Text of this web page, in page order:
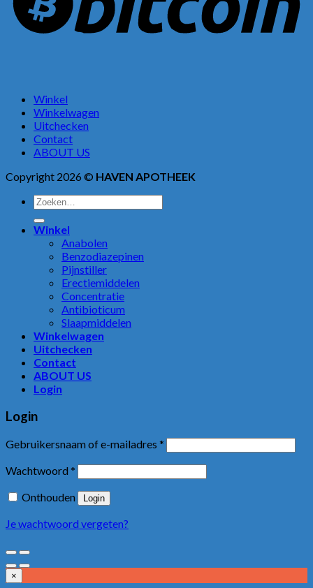
Winkel
Winkelwagen
Uitchecken
Contact
ABOUT US
Copyright 2026 © HAVEN APOTHEEK
Zoeken
naar:
Winkel
Anabolen
Benzodiazepinen
Pijnstiller
Erectiemiddelen
Concentratie
Antibioticum
Slaapmiddelen
Winkelwagen
Uitchecken
Contact
ABOUT US
Login
Login
Gebruikersnaam of e-mailadres *
Wachtwoord*
Onthouden
Login
Je wachtwoord vergeten?
×